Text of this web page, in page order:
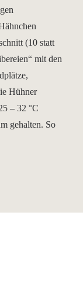
(10 statt
mit den
Hühner
– 32 °C
gehalten. So